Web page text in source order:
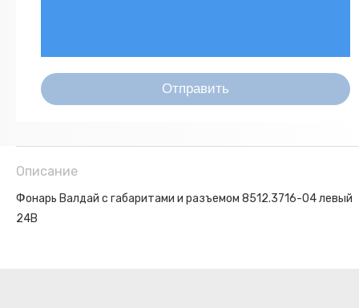
Описание
Фонарь Валдай с габаритами и разъемом 8512.3716-04 левый
24В